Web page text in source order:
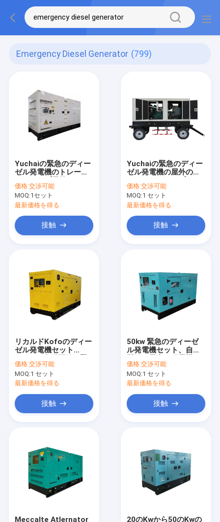
Emergency Diesel Generator (799)
Yuchaiの緊急のディー
ゼル発電機のトレーラ
Genset
価格:交渉可能
MOQ:1セット
最新価格を得る
接触
Yuchaiの緊急のディー
ゼル発電機の屋外のト
Gensetの値段表
価格:交渉可能
MOQ:1 セット
最新価格を得る
接触
リカルドKofoのディー
ゼル発電機セット
急のディーゼル発電機
価格:交渉可能
MOQ:1 セット
最新価格を得る
接触
50kw 緊急のディーゼ
ル発電機セット、自動
極度の無声
価格:交渉可能
MOQ:1 セット
最新価格を得る
接触
Meccalte Atlernator
20のKwから50のKwの